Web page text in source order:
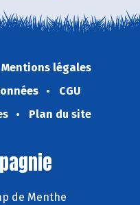
Mentions légales
CGU
Plan du site
de Menthe